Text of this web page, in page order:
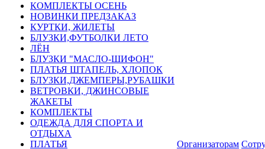
КОМПЛЕКТЫ ОСЕНЬ
НОВИНКИ ПРЕДЗАКАЗ
КУРТКИ, ЖИЛЕТЫ
БЛУЗКИ,ФУТБОЛКИ ЛЕТО
ЛЁН
БЛУЗКИ "МАСЛО-ШИФОН"
ПЛАТЬЯ ШТАПЕЛЬ, ХЛОПОК
БЛУЗКИ,ДЖЕМПЕРЫ,РУБАШКИ
ВЕТРОВКИ, ДЖИНСОВЫЕ
ЖАКЕТЫ
КОМПЛЕКТЫ
ОДЕЖДА ДЛЯ СПОРТА И
ОТДЫХА
ПЛАТЬЯ
Организаторам